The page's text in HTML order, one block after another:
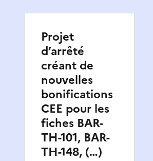
Projet
d’arrêté
créant de
nouvelles
bonifications
CEE pour les
fiches BAR-
TH-101, BAR-
TH-148, (…)